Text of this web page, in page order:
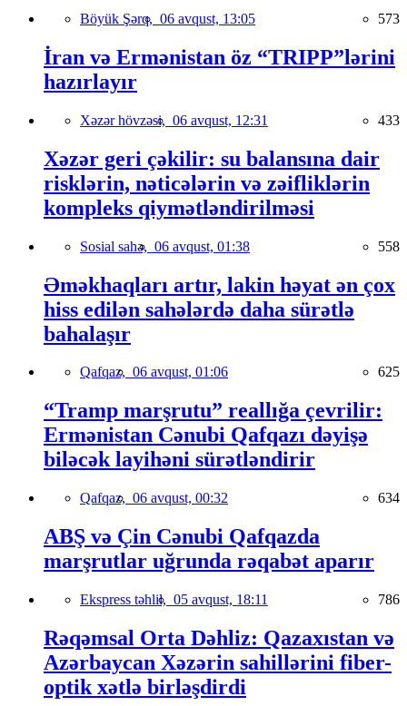
Böyük Şərq, 06 avqust, 13:05 573
İran və Ermənistan öz “TRIPP”lərini
hazırlayır
Xəzər hövzəsi, 06 avqust, 12:31 433
Xəzər geri çəkilir: su balansına dair
risklərin, nəticələrin və zəifliklərin
kompleks qiymətləndirilməsi
Sosial sahə, 06 avqust, 01:38 558
Əməkhaqları artır, lakin həyat ən çox
hiss edilən sahələrdə daha sürətlə
bahalaşır
Qafqaz, 06 avqust, 01:06 625
“Tramp marşrutu” reallığa çevrilir:
Ermənistan Cənubi Qafqazı dəyişə
biləcək layihəni sürətləndirir
Qafqaz, 06 avqust, 00:32 634
ABŞ və Çin Cənubi Qafqazda
marşrutlar uğrunda rəqabət aparır
Ekspress təhlil, 05 avqust, 18:11 786
Rəqəmsal Orta Dəhliz: Qazaxıstan və
Azərbaycan Xəzərin sahillərini fiber-
optik xətlə birləşdirdi